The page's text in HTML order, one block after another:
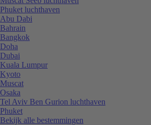
Phuket luchthaven
Abu Dabi
Bahrain
Bangkok
Doha
Dubai
Kuala Lumpur
Kyoto
Muscat
Osaka
Tel Aviv Ben Gurion luchthaven
Phuket
Bekijk alle bestemmingen